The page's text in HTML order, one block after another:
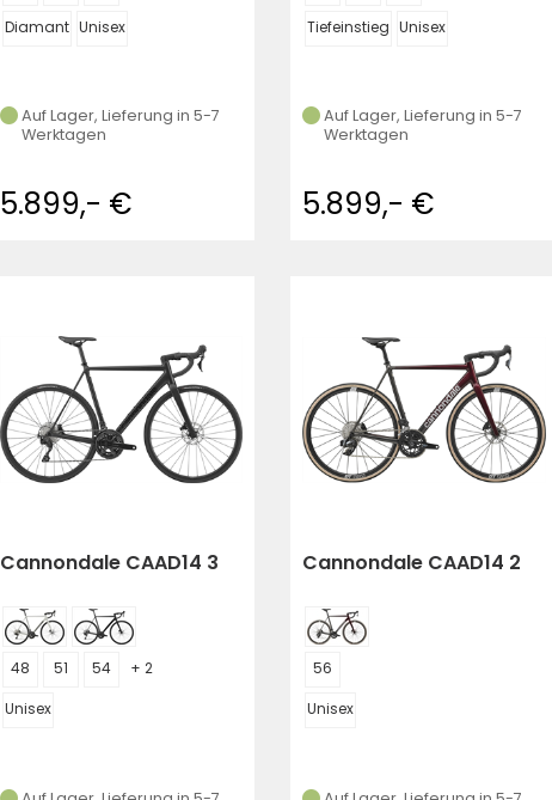
Diamant Unisex
Auf Lager, Lieferung in 5-7
Werktagen
5.899,- €
Tiefeinstieg Unisex
Auf Lager, Lieferung in 5-7
Werktagen
5.899,- €
Cannondale CAAD14 3
48 51 54
+ 2
Unisex
Cannondale CAAD14 2
56
Unisex